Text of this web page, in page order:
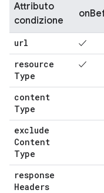
Attributo
condizione
url ✓
resource
Type
✓
content
Type
exclude
Content
Type
response
Headers